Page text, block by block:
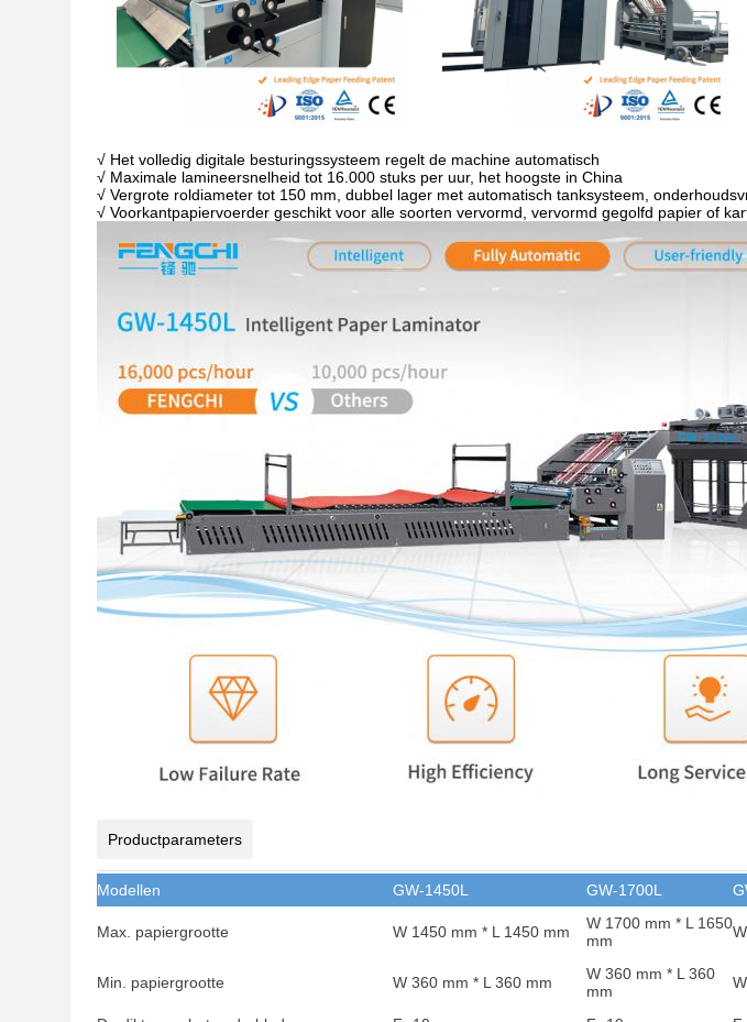
√ Het volledig digitale besturingssysteem regelt de machine automatisch
√ Maximale lamineersnelheid tot 16.000 stuks per uur, het hoogste in China
√ Vergrote roldiameter tot 150 mm, dubbel lager met automatisch tanksysteem,
√ Voorkantpapiervoerder geschikt voor alle soorten vervormd, vervormd gegolfd papier of
Productparameters
Modellen GW-1450L GW-1700L
Max. papiergrootte W 1450 mm * L 1450 mm
W 1700 mm * L 1650
mm
Min. papiergrootte W 360 mm * L 360 mm
W 360 mm * L 360
mm